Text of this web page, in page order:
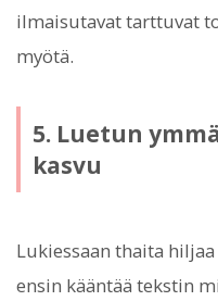
ilmaisutavat tarttuvat
myötä.
5. Luetun
kasvu
Lukiessaan thaita
ensin kääntää tekstin